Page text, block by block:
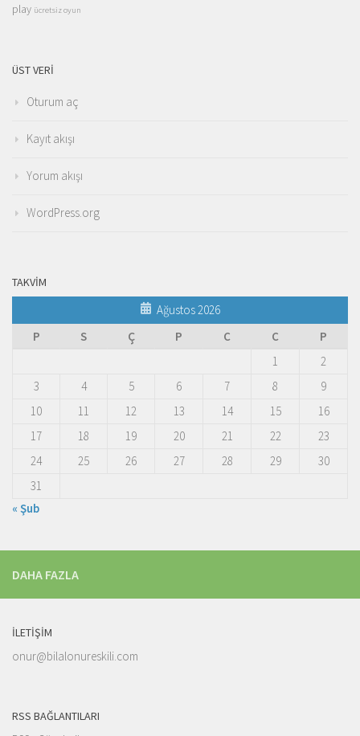
play ücretsiz oyun
ÜST VERI
Oturum aç
Kayıt akışı
Yorum akışı
WordPress.org
TAKVIM
Ağustos 2026
P
S Ç P C C
P
1
2
3
4 5 6 7 8
9
10
11 12 13 14 15
16
17
18 19 20 21 22
23
24
25 26 27 28 29
30
31
« Şub
DAHA FAZLA
İLETIŞIM
onur@bilalonureskili.com
RSS BAĞLANTILARI